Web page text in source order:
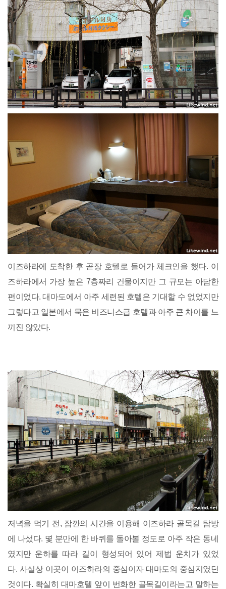
이즈하라에 도착한 후 곧장 호텔로 들어가 체크인을 했다. 이
즈하라에서 가장 높은 7층짜리 건물이지만 그 규모는 아담한
편이었다. 대마도에서 아주 세련된 호텔은 기대할 수 없었지만
그렇다고 일본에서 묵은 비즈니스급 호텔과 아주 큰 차이를 느
끼진 않았다.
저녁을 먹기 전, 잠깐의 시간을 이용해 이즈하라 골목길 탐방
에 나섰다. 몇 분만에 한 바퀴를 돌아볼 정도로 아주 작은 동네
였지만 운하를 따라 길이 형성되어 있어 제법 운치가 있었
다. 사실상 이곳이 이즈하라의 중심이자 대마도의 중심지였던
것이다. 확실히 대마호텔 앞이 번화한 골목길이라는고 말하는